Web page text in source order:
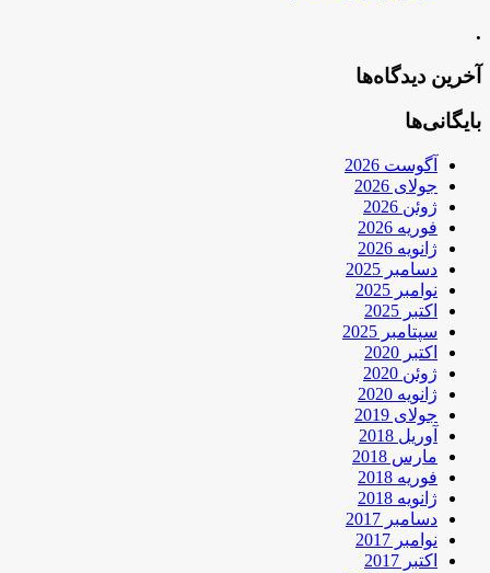
.
آخرین دیدگاه‌ها
بایگانی‌ها
آگوست 2026
جولای 2026
ژوئن 2026
فوریه 2026
ژانویه 2026
دسامبر 2025
نوامبر 2025
اکتبر 2025
سپتامبر 2025
اکتبر 2020
ژوئن 2020
ژانویه 2020
جولای 2019
آوریل 2018
مارس 2018
فوریه 2018
ژانویه 2018
دسامبر 2017
نوامبر 2017
اکتبر 2017